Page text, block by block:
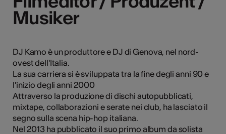
Musiker
Musiker
DJ Kamo è un produttore e DJ di Genova, nel nord-
ovest dell'Italia.
La sua carriera si è sviluppata tra la fine degli anni 90 e
l'inizio degli anni 2000
Attraverso la produzione di dischi autopubblicati,
mixtape, collaborazioni e serate nei club, ha lasciato il
segno sulla scena hip-hop italiana.
Nel 2013 ha pubblicato il suo primo album da solista